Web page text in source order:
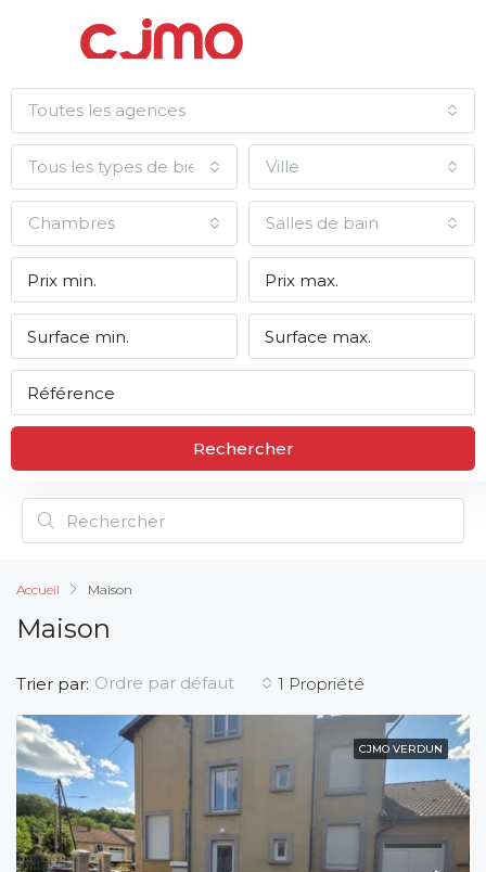
Toutes les agences
Tous les types de biens Ville
Chambres Salles de bain
Rechercher
Accueil Maison
Maison
1 Propriété
Trier par: Ordre par défaut
CJMO VERDUN